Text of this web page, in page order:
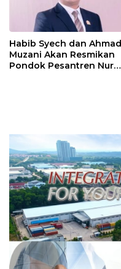
Habib Syech dan Ahmad
Muzani Akan Resmikan
Pondok Pesantren Nur